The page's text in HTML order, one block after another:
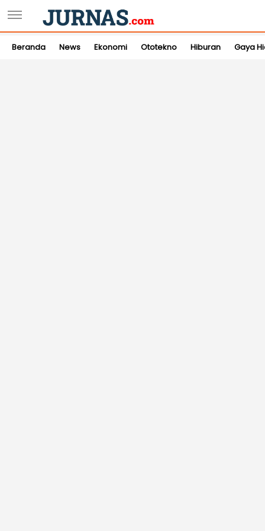
Beranda News Ekonomi Ototekno Hiburan Gaya